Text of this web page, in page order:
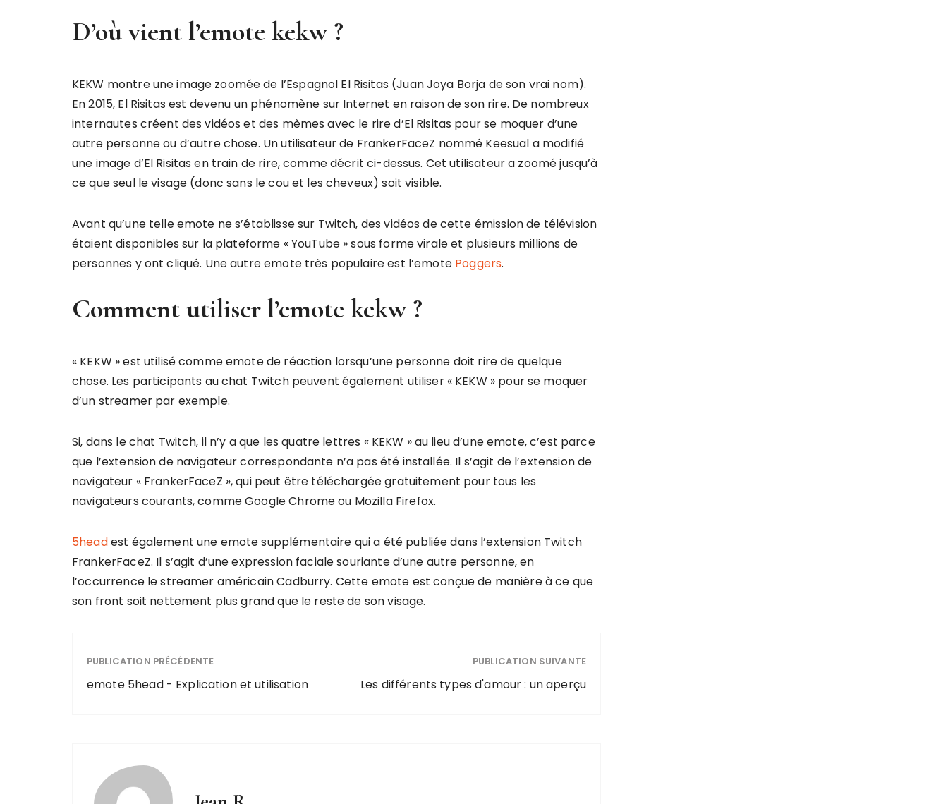
D’où vient l’emote kekw ?
KEKW montre une image zoomée de l’Espagnol El Risitas (Juan Joya Borja de son vrai nom).
En 2015, El Risitas est devenu un phénomène sur Internet en raison de son rire. De nombreux
internautes créent des vidéos et des mèmes avec le rire d’El Risitas pour se moquer d’une
autre personne ou d’autre chose. Un utilisateur de FrankerFaceZ nommé Keesual a modifié
une image d’El Risitas en train de rire, comme décrit ci-dessus. Cet utilisateur a zoomé jusqu’à
ce que seul le visage (donc sans le cou et les cheveux) soit visible.
Avant qu’une telle emote ne s’établisse sur Twitch, des vidéos de cette émission de télévision
étaient disponibles sur la plateforme « YouTube » sous forme virale et plusieurs millions de
personnes y ont cliqué. Une autre emote très populaire est l’emote Poggers.
Comment utiliser l’emote kekw ?
« KEKW » est utilisé comme emote de réaction lorsqu’une personne doit rire de quelque
chose. Les participants au chat Twitch peuvent également utiliser « KEKW » pour se moquer
d’un streamer par exemple.
Si, dans le chat Twitch, il n’y a que les quatre lettres « KEKW » au lieu d’une emote, c’est parce
que l’extension de navigateur correspondante n’a pas été installée. Il s’agit de l’extension de
navigateur « FrankerFaceZ », qui peut être téléchargée gratuitement pour tous les
navigateurs courants, comme Google Chrome ou Mozilla Firefox.
5headest également une emote supplémentaire qui a été publiée dans l’extension Twitch
FrankerFaceZ. Il s’agit d’une expression faciale souriante d’une autre personne, en
l’occurrence le streamer américain Cadburry. Cette emote est conçue de manière à ce que
son front soit nettement plus grand que le reste de son visage.
PUBLICATION PRÉCÉDENTE
emote 5head - Explication et utilisation
PUBLICATION SUIVANTE
Les différents types d'amour : un aperçu